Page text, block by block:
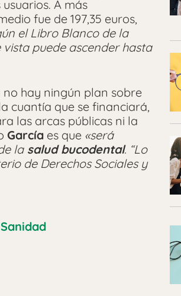
A más
fue de 197,35 euros,
el Libro Blanco de la
puede ascender hasta
hay ningún plan sobre
cuantía que se financiará,
las arcas públicas ni la
García es que «será
lasalud bucodental. “Lo
de Derechos Sociales y